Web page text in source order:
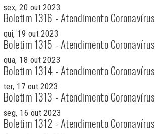
sex, 20 out 2023
Boletim 1316 - Atendimento Coronavírus
qui, 19 out 2023
Boletim 1315 - Atendimento Coronavírus
qua, 18 out 2023
Boletim 1314 - Atendimento Coronavírus
ter, 17 out 2023
Boletim 1313 - Atendimento Coronavírus
seg, 16 out 2023
Boletim 1312 - Atendimento Coronavírus